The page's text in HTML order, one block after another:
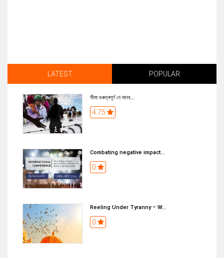
LATEST POPULAR
সীমা গুৰুত্বপূৰ্ণ নে মানব...
4.75
Combating negative impact...
0
Reeling Under Tyranny – W...
0